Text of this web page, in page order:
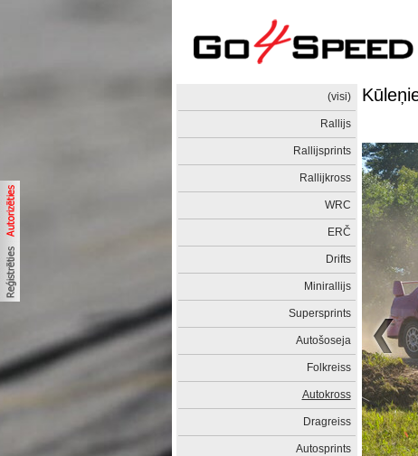
(visi)
Rallijs
Rallijsprints
Rallijkross
WRC
ERČ
Drifts
Minirallijs
Supersprints
Autošoseja
Folkreiss
Autokross
Dragreiss
Autosprints